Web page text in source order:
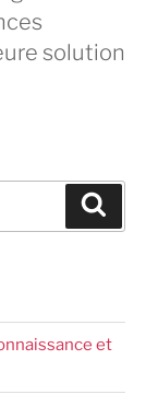
solution
et